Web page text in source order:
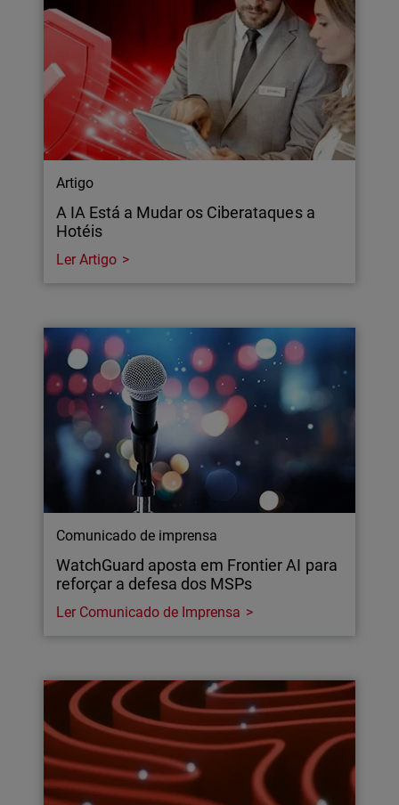
Artigo
A IA Está a Mudar os Ciberataques a
Hotéis
Ler Artigo
Comunicado de imprensa
WatchGuard aposta em Frontier AI para
reforçar a defesa dos MSPs
Ler Comunicado de Imprensa